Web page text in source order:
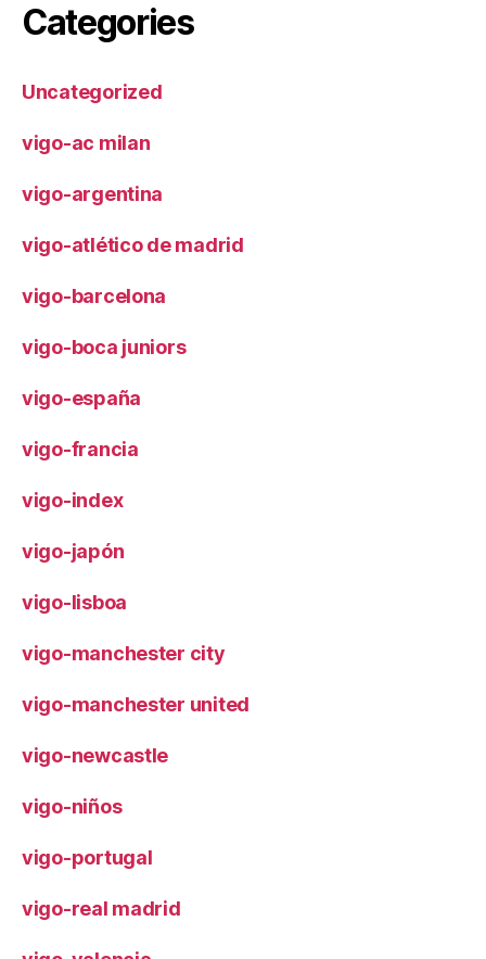
Categories
Uncategorized
vigo-ac milan
vigo-argentina
vigo-atlético de madrid
vigo-barcelona
vigo-boca juniors
vigo-españa
vigo-francia
vigo-index
vigo-japón
vigo-lisboa
vigo-manchester city
vigo-manchester united
vigo-newcastle
vigo-niños
vigo-portugal
vigo-real madrid